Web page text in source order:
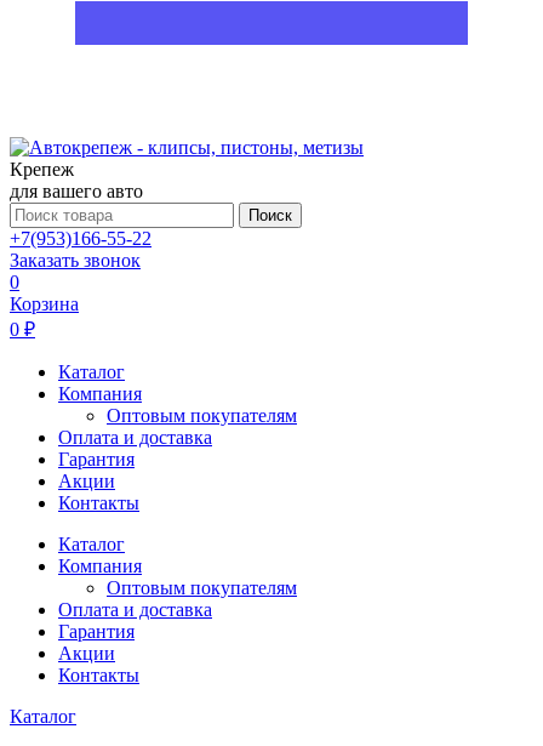
Крепеж
для вашего авто
Поиск
+7(953)166-55-22
Заказать звонок
0
Корзина
0 ₽
Каталог
Компания
Оптовым покупателям
Оплата и доставка
Гарантия
Акции
Контакты
Каталог
Компания
Оптовым покупателям
Оплата и доставка
Гарантия
Акции
Контакты
Каталог